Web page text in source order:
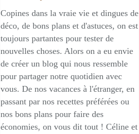
Copines dans la vraie vie et dingues de
déco, de bons plans et d'astuces, on est
toujours partantes pour tester de
nouvelles choses. Alors on a eu envie
de créer un blog qui nous ressemble
pour partager notre quotidien avec
vous. De nos vacances à l'étranger, en
passant par nos recettes préférées ou
nos bons plans pour faire des
économies, on vous dit tout ! Céline et